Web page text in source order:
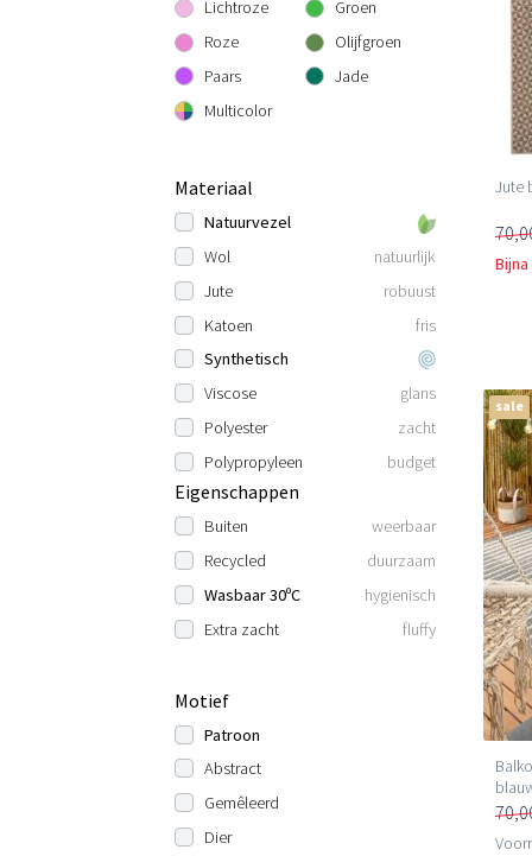
Lichtroze
Roze
Paars
Multicolor
Groen
Olijfgroen
Jade
Materiaal
Natuurvezel
Wol
natuurlijk
Jute
robuust
Katoen
fris
Synthetisch
Viscose
glans
Polyester
zacht
Polypropyleen
budget
Eigenschappen
Buiten
weerbaar
Recycled
duurzaam
Wasbaar 30ºC
hygienisch
Extra zacht
fluffy
Motief
Patroon
Abstract
Gemêleerd
Dier
Jute
sale